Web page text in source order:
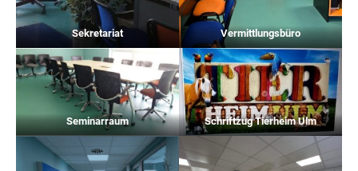
Sekretariat Vermittlungsbüro
Seminarraum Schriftzug Tierheim Ulm